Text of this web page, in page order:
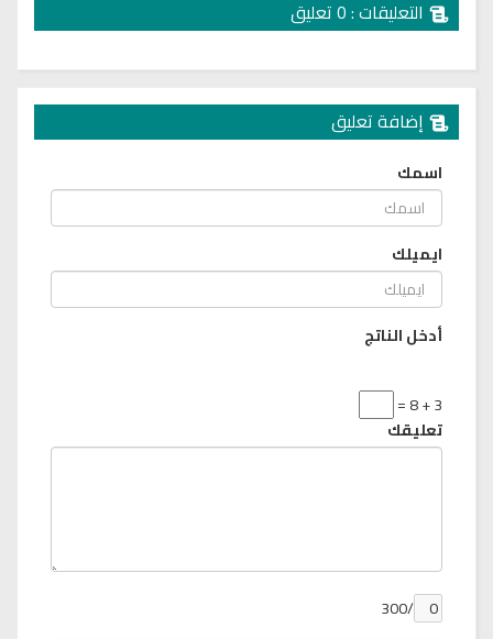
التعليقات : 0 تعليق
إضافة تعليق
اسمك
ايميلك
أدخل الناتج
3 + 8 =
تعليقك
/300